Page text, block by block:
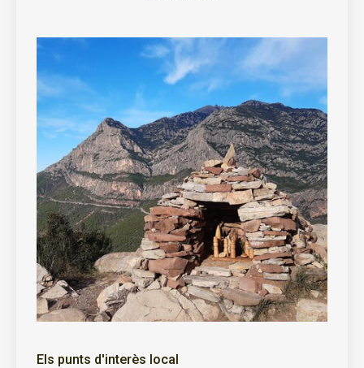
Els punts d'interès local